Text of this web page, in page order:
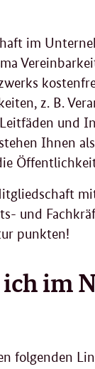
im
z. B.
und
Ihnen
und
punkten!
im
folgenden